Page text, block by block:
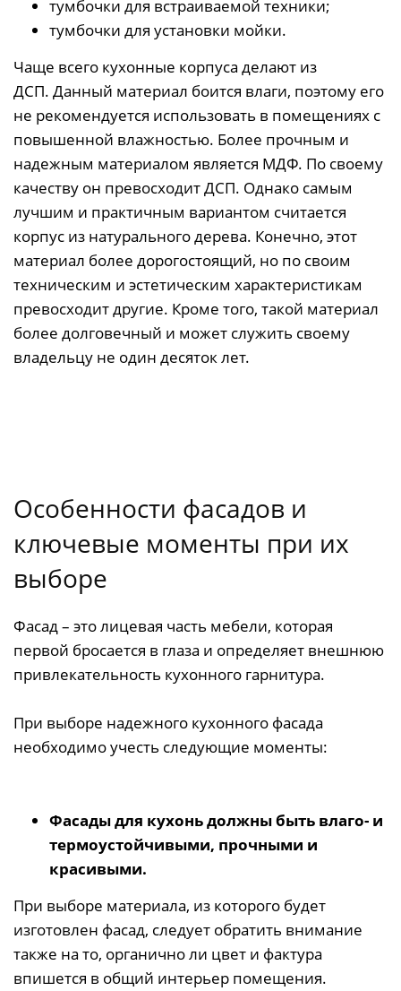
тумбочки для встраиваемой техники;
тумбочки для установки мойки.
Чаще всего кухонные корпуса делают из
ДСП. Данный материал боится влаги, поэтому его
не рекомендуется использовать в помещениях с
повышенной влажностью. Более прочным и
надежным материалом является МДФ. По своему
качеству он превосходит ДСП. Однако самым
лучшим и практичным вариантом считается
корпус из натурального дерева. Конечно, этот
материал более дорогостоящий, но по своим
техническим и эстетическим характеристикам
превосходит другие. Кроме того, такой материал
более долговечный и может служить своему
владельцу не один десяток лет.
Особенности фасадов и
ключевые моменты при их
выборе
Фасад – это лицевая часть мебели, которая
первой бросается в глаза и определяет внешнюю
привлекательность кухонного гарнитура.
При выборе надежного кухонного фасада
необходимо учесть следующие моменты:
Фасады для кухонь должны быть влаго- и
термоустойчивыми, прочными и
красивыми.
При выборе материала, из которого будет
изготовлен фасад, следует обратить внимание
также на то, органично ли цвет и фактура
впишется в общий интерьер помещения.